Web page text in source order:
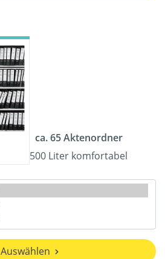
ca. 65 Aktenordner
500 Liter komfortabel
Auswählen